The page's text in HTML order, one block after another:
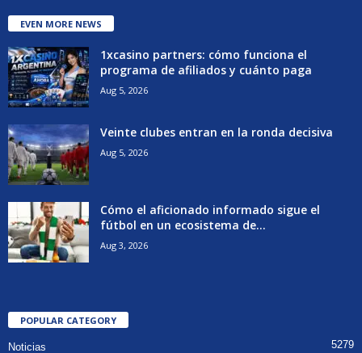
EVEN MORE NEWS
1xcasino partners: cómo funciona el
programa de afiliados y cuánto paga
Aug 5, 2026
Veinte clubes entran en la ronda decisiva
Aug 5, 2026
Cómo el aficionado informado sigue el
fútbol en un ecosistema de...
Aug 3, 2026
POPULAR CATEGORY
Noticias 5279